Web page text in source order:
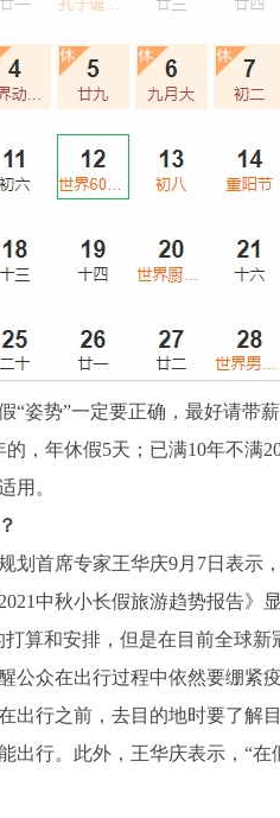
势”一定要正确，最好请带薪
，年休假5天；已满10年不满
用。
首席专家王华庆9月7日表示
中秋小长假旅游趋势报告》
和安排，但是在目前全球新
公众在出行过程中依然要绷紧
行之前，去目的地时要了解
出行。此外，王华庆表示，“